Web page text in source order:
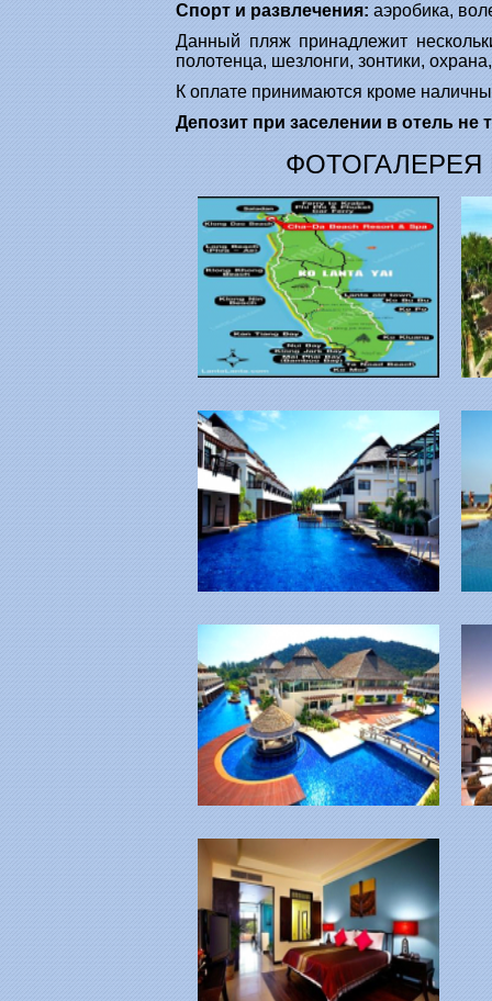
Спорт и развлечения: аэробика,
Данный пляж принадлежит
полотенца, шезлонги, зонтики,
К оплате принимаются кроме
Депозит при заселении в отель не
ФОТОГАЛЕРЕЯ